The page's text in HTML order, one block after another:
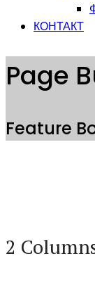
КОНТАКТ
Page
Feature
2